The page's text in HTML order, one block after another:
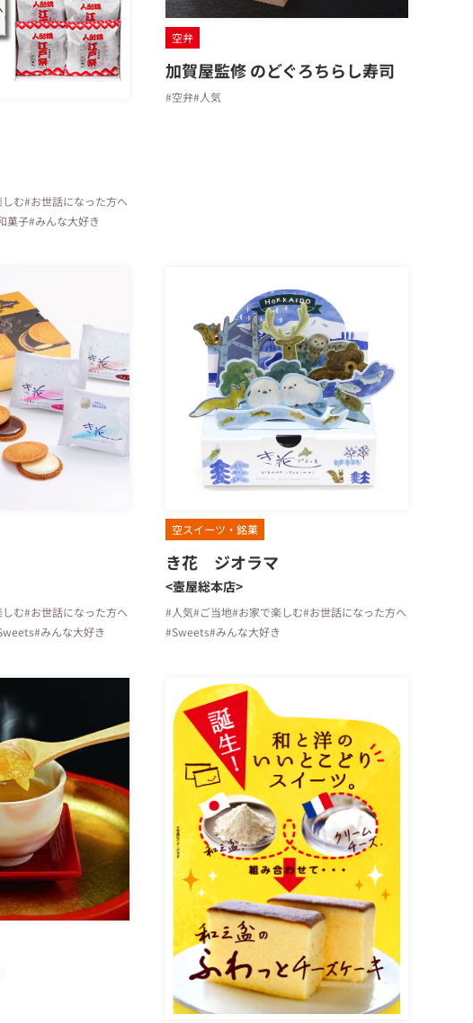
む#お世話になった方へ
菓子#みんな大好き
空弁
加賀屋監修 のどぐろちらし寿司
#空弁#人気
む#お世話になった方へ
#みんな大好き
空スイーツ・銘菓
き花 ジオラマ
<壼屋総本店>
#人気#ご当地#お家で楽しむ#お世話になった方へ
#Sweets#みんな大好き